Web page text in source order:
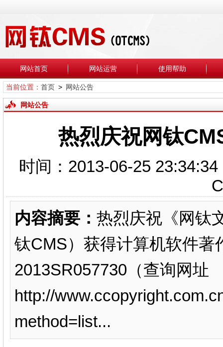
网站首页 网站运营 使用帮助
当前位置： 首页> 网站公告
网站公告
热烈庆祝网钛
时间：2013-06-25
内容摘要： 热烈庆祝《网钛
钛CMS）获得计算机软件
2013SR057730（查询网址
http://
method=list...